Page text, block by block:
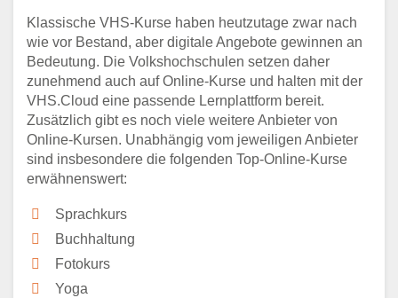
Klassische VHS-Kurse haben heutzutage zwar nach
wie vor Bestand, aber digitale Angebote gewinnen an
Bedeutung. Die Volkshochschulen setzen daher
zunehmend auch auf Online-Kurse und halten mit der
VHS.Cloud eine passende Lernplattform bereit.
Zusätzlich gibt es noch viele weitere Anbieter von
Online-Kursen. Unabhängig vom jeweiligen Anbieter
sind insbesondere die folgenden Top-Online-Kurse
erwähnenswert:
Sprachkurs
Buchhaltung
Fotokurs
Yoga